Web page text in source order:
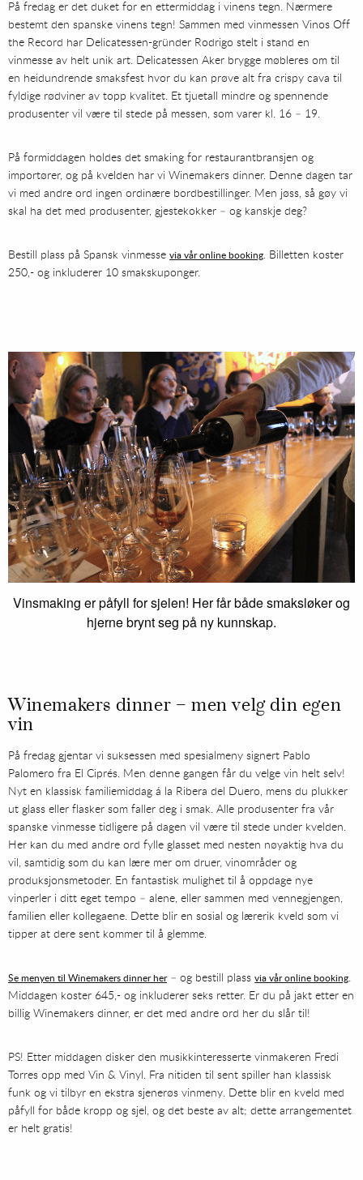
På fredag er det duket for en ettermiddag i vinens tegn. Nærmere
bestemt den spanske vinens tegn! Sammen med vinmessen Vinos Off
the Record har Delicatessen-gründer Rodrigo stelt i stand en
vinmesse av helt unik art. Delicatessen Aker brygge møbleres om til
en heidundrende smaksfest hvor du kan prøve alt fra crispy cava til
fyldige rødviner av topp kvalitet. Et tjuetall mindre og spennende
produsenter vil være til stede på messen, som varer kl. 16 – 19.
På formiddagen holdes det smaking for restaurantbransjen og
importører, og på kvelden har vi Winemakers dinner. Denne dagen tar
vi med andre ord ingen ordinære bordbestillinger. Men jøss, så gøy vi
skal ha det med produsenter, gjestekokker – og kanskje deg?
Bestill plass på Spansk vinmessevia vår online booking. Billetten koster
250,- og inkluderer 10 smakskuponger.
Vinsmaking er påfyll for sjelen! Her får både smaksløker og
hjerne brynt seg på ny kunnskap.
Winemakers dinner – men velg din egen
vin
På fredag gjentar vi suksessen med spesialmeny signert Pablo
Palomero fra El Ciprés. Men denne gangen får du velge vin helt selv!
Nyt en klassisk familiemiddag á la Ribera del Duero, mens du plukker
ut glass eller flasker som faller deg i smak. Alle produsenter fra vår
spanske vinmesse tidligere på dagen vil være til stede under kvelden.
Her kan du med andre ord fylle glasset med nesten nøyaktig hva du
vil, samtidig som du kan lære mer om druer, vinområder og
produksjonsmetoder. En fantastisk mulighet til å oppdage nye
vinperler i ditt eget tempo – alene, eller sammen med vennegjengen,
familien eller kollegaene. Dette blir en sosial og lærerik kveld som vi
tipper at dere sent kommer til å glemme.
Se menyen til Winemakers dinner her– og bestill plassvia vår online booking.
Middagen koster 645,- og inkluderer seks retter. Er du på jakt etter en
billig Winemakers dinner, er det med andre ord her du slår til!
PS! Etter middagen disker den musikkinteresserte vinmakeren Fredi
Torres opp med Vin & Vinyl. Fra nitiden til sent spiller han klassisk
funk og vi tilbyr en ekstra sjenerøs vinmeny. Dette blir en kveld med
påfyll for både kropp og sjel, og det beste av alt; dette arrangementet
er helt gratis!